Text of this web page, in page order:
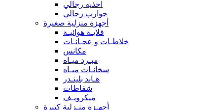
احذيه رجالي
جوارب رجالي
أجهزة منزلية صغيرة
قلايـة هوائيـة
خلاطـات و عجـانـات
مكانس
مبـرد ميـاه
سخانـات ميـاه
هـاند بلينـدر
شفاطات
ميكرويـف
أجهـزة منـزلية كبيرة